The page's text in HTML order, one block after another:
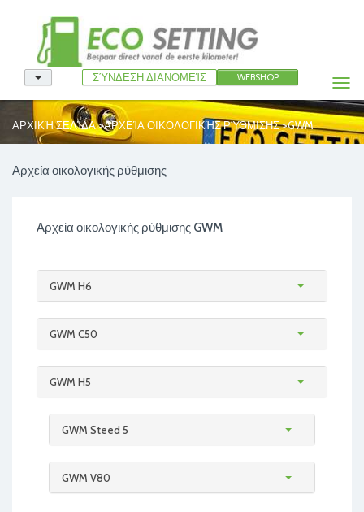
ΣΎΝΔΕΣΗ ΔΙΑΝΟΜΕΊΣ WEBSHOP
ΑΡΧΙΚΉ ΣΕΛΊΔΑ>ΑΡΧΕΊΑ ΟΙΚΟΛΟΓΙΚΉΣ ΡΎΘΜΙΣΗΣ>GWM
Αρχεία οικολογικής ρύθμισης
Αρχεία οικολογικής ρύθμισης GWM
GWM H6
GWM C50
GWM H5
GWM Steed 5
GWM V80